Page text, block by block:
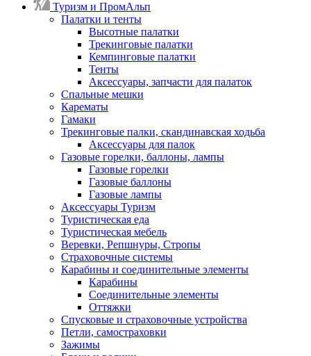
Туризм и ПромАльп
Палатки и тенты
Высотные палатки
Трекинговые палатки
Кемпинговые палатки
Тенты
Аксессуары, запчасти для палаток
Спальные мешки
Карематы
Гамаки
Трекинговые палки, скандинавская ходьба
Аксессуары для палок
Газовые горелки, баллоны, лампы
Газовые горелки
Газовые баллоны
Газовые лампы
Аксессуары Туризм
Туристическая еда
Туристическая мебель
Веревки, Репшнуры, Стропы
Страховочные системы
Карабины и соединительные элементы
Карабины
Соединительные элементы
Оттяжки
Спусковые и страховочные устройства
Петли, самостраховки
Зажимы